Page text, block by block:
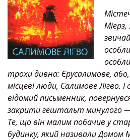
трохи дивна: Єрусалимове,
місцеві люди, Салимове Лігво.
відомий письменник,
закрити гештальт минулого
Те, що він малим побачив у
будинку, який називали Домом